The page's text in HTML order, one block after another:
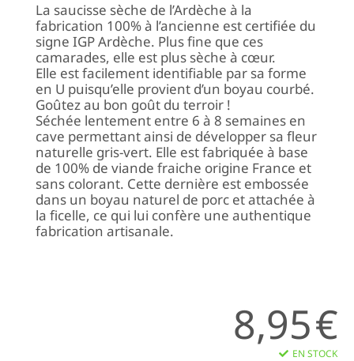
La saucisse sèche de l’Ardèche à la
fabrication 100% à l’ancienne est certifiée du
signe IGP Ardèche. Plus fine que ces
camarades, elle est plus sèche à cœur.
Elle est facilement identifiable par sa forme
en U puisqu’elle provient d’un boyau courbé.
Goûtez au bon goût du terroir !
Séchée lentement entre 6 à 8 semaines en
cave permettant ainsi de développer sa fleur
naturelle gris-vert. Elle est fabriquée à base
de 100% de viande fraiche origine France et
sans colorant. Cette dernière est embossée
dans un boyau naturel de porc et attachée à
la ficelle, ce qui lui confère une authentique
fabrication artisanale.
8,95€
EN STOCK